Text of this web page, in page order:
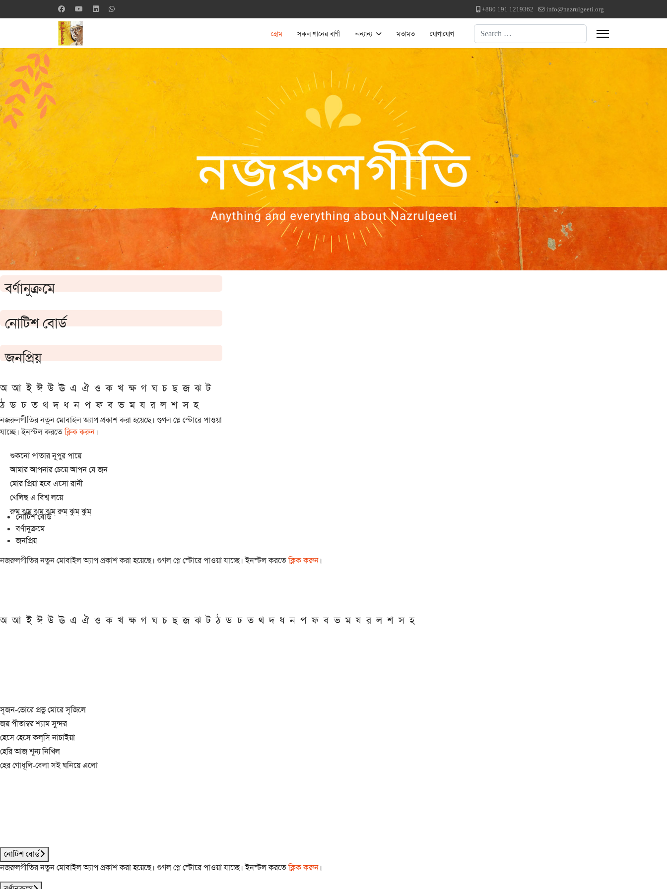
+880 191 1219362 info@nazrulgeeti.org
হোম সকল গানের বাণী অন্যান্য মতামত যোগাযোগ Search
বর্ণানুক্রমে
নোটিশ বোর্ড
জনপ্রিয়
অ আ ই ঈ উ ঊ এ ঐ ও ক খ ক্ষ গ ঘ চ ছ জ ঝ ট
ঠ ড ঢ ত থ দ ধ ন প ফ ব ভ ম য র ল শ স হ
নজরুলগীতির নতুন মোবাইল অ্যাপ প্রকাশ করা হয়েছে। গুগল প্লে স্টোরে পাওয়া
যাচ্ছে। ইনস্টল করতেক্লিক করুন।
শুকনো পাতার নূপুর পায়ে
আমার আপনার চেয়ে আপন যে জন
মোর প্রিয়া হবে এসো রানী
খেলিছ এ বিশ্ব লয়ে
রুম্ ঝুম্ ঝুম্ ঝুম্ রুম্ ঝুম্ ঝুম্
নোটিশ বোর্ড
বর্ণানুক্রমে
জনপ্রিয়
নজরুলগীতির নতুন মোবাইল অ্যাপ প্রকাশ করা হয়েছে। গুগল প্লে স্টোরে পাওয়া যাচ্ছে। ইনস্টল করতেক্লিক করুন।
অ আ ই ঈ উ ঊ এ ঐ ও ক খ ক্ষ গ ঘ চ ছ জ ঝ ট ঠ ড ঢ ত থ দ ধ ন প ফ ব ভ ম য র ল শ স হ
সৃজন-ভোরে প্রভু মোরে সৃজিলে
জয় পীতাম্বর শ্যাম সুন্দর
হেসে হেসে কল্‌সি নাচাইয়া
হেরি আজ শূন্য নিখিল
হের গোধূলি-বেলা সই ঘনিয়ে এলো
নোটিশ বোর্ড
নজরুলগীতির নতুন মোবাইল অ্যাপ প্রকাশ করা হয়েছে। গুগল প্লে স্টোরে পাওয়া যাচ্ছে। ইনস্টল করতেক্লিক করুন।